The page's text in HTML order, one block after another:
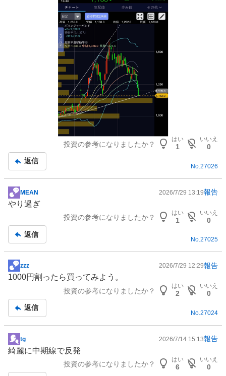
投資の参考になりましたか？
はい
1
いいえ
0
返信
No.27026
掲
示
事
MEAN 2026/7/29 13:19報告
やり過ぎ
投資の参考になりましたか？
はい
1
いいえ
0
返信
No.27025
掲
示
事
zzz 2026/7/29 12:29報告
1000円割ったら買ってみよう。
投資の参考になりましたか？
はい
2
いいえ
0
返信
No.27024
掲
示
tg 2026/7/14 15:13報告
綺麗に中期線で反発
投資の参考になりましたか？
はい
6
いいえ
0